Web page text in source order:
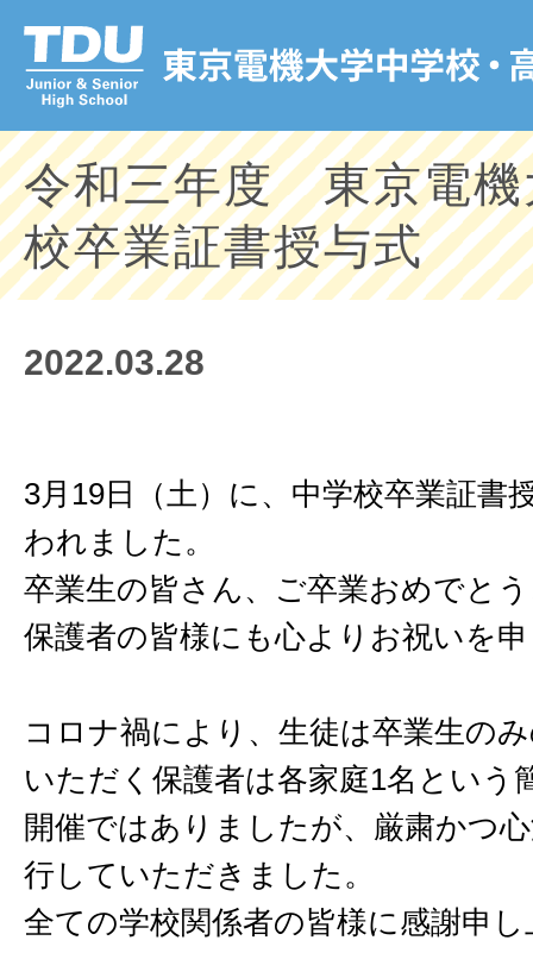
令和三年度 東京電機
校卒業証書授与式
2022.03.28
3月19日（土）に、中学校卒業証書
われました。
卒業生の皆さん、ご卒業おめでと
保護者の皆様にも心よりお祝いを
コロナ禍により、生徒は卒業生の
いただく保護者は各家庭1名という
開催ではありましたが、厳粛かつ
行していただきました。
全ての学校関係者の皆様に感謝申